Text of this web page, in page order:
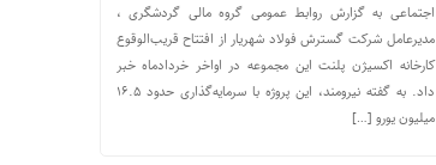
اجتماعی به گزارش روابط عمومی گروه مالی گردشگری ،
مدیرعامل شرکت گسترش فولاد شهریار از افتتاح قریب‌الوقوع
کارخانه اکسیژن پلنت این مجموعه در اواخر خردادماه خبر
داد. به گفته نیرومند، این پروژه با سرمایه‌گذاری حدود ۱۶.۵
میلیون یورو […]